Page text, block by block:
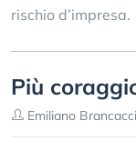
rischio d’impresa.
Più
Emiliano